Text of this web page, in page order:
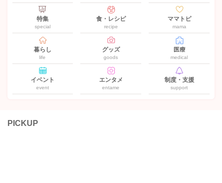
特集
special
食・レシピ
recipe
ママトピ
mama
暮らし
life
グッズ
goods
医療
medical
イベント
event
エンタメ
entame
制度・支援
support
PICKUP